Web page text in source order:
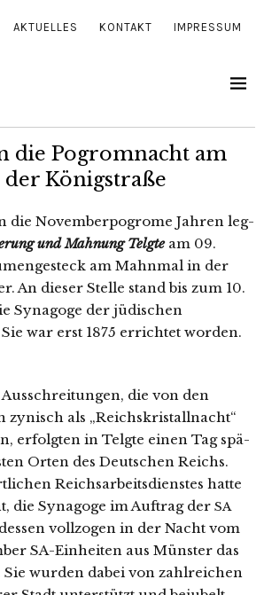
AKTUELLES KONTAKT IMPRESSUM
die Pogromnacht am
Königstraße
die Novemberpogrome Jahren leg­
und Mahnung Telgteam 09.
am Mahnmal in der
An die­ser Stelle stand bis zum 10.
Synagoge der jüdi­schen
war erst 1875 errich­tet worden.
die von den
zynisch als „Reichskristallnacht“
erfolg­ten in Telgte einen Tag spä­
Orten des Deutschen Reichs.
Reichsarbeitsdienstes hat­te
die Synagoge im Auftrag der SA
voll­zo­gen in der Nacht vom
SA-Einheiten aus Münster das
wur­den dabei von zahl­rei­chen